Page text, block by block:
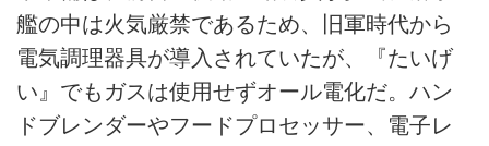
艦の中は火気厳禁であるため、旧軍時代から
電気調理器具が導入されていたが、『たいげ
い』でもガスは使用せずオール電化だ。ハン
ドブレンダーやフードプロセッサー、電子レ